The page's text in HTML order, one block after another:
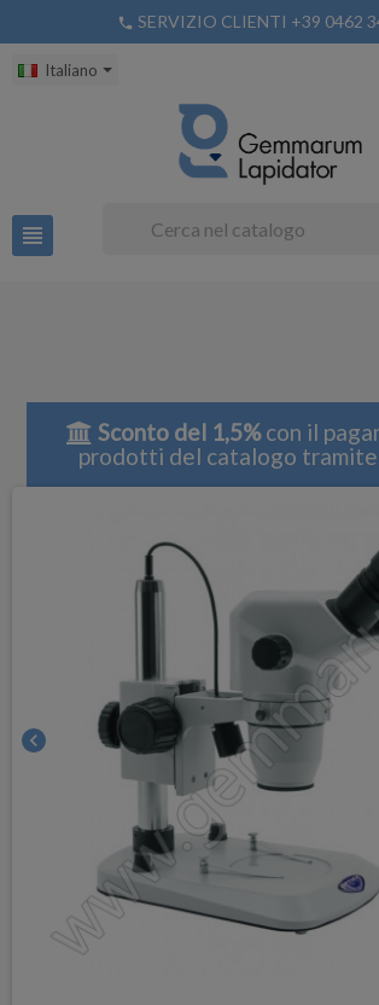
phone SERVIZIO CLIENTI +39 0462
Italiano
view_headline
Sconto del 1,5%con il
prodotti del catalogo
chevron_left